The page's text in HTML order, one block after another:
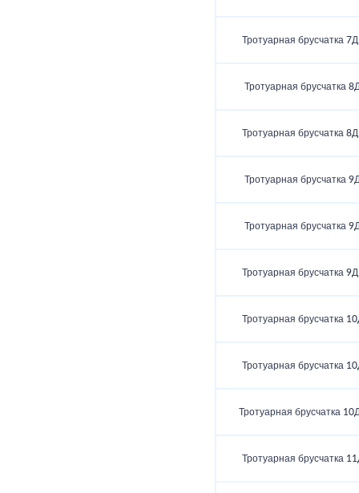
Тротуарная брусчатка
Тротуарная брусчатка
Тротуарная брусчатка
Тротуарная брусчатка
Тротуарная брусчатка
Тротуарная брусчатка
Тротуарная брусчатка
Тротуарная брусчатка
Тротуарная брусчатка
Тротуарная брусчатка